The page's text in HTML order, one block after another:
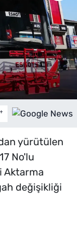
+
yürütülen
No'lu
Aktarma
değişikliği